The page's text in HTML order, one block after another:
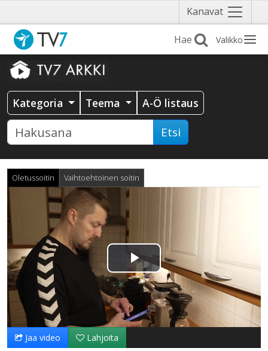
Kanavat Näytä
valikko
Valikko
Kategoria Teema A-Ö listaus
Etsi
Oletussoitin Vaihtoehtoinen soitin
Toista
Video
Jaa video Lahjoita